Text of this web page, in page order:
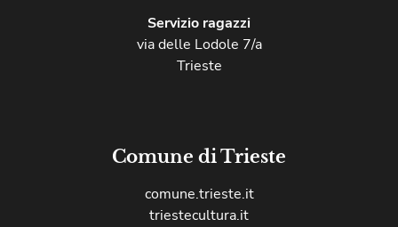
Servizio ragazzi
via delle Lodole 7/a
Trieste
Comune di Trieste
comune.trieste.it
triestecultura.it